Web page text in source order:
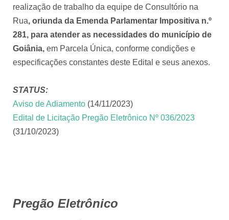
realização de trabalho da equipe de Consultório na
Rua, oriunda da Emenda Parlamentar Impositiva n.º
281, para atender as necessidades do município de
Goiânia, em Parcela Única, conforme condições e
especificações constantes deste Edital e seus anexos.
STATUS:
Aviso de Adiamento (14/11/2023)
Edital de Licitação Pregão Eletrônico Nº 036/2023
(31/10/2023)
Pregão Eletrônico